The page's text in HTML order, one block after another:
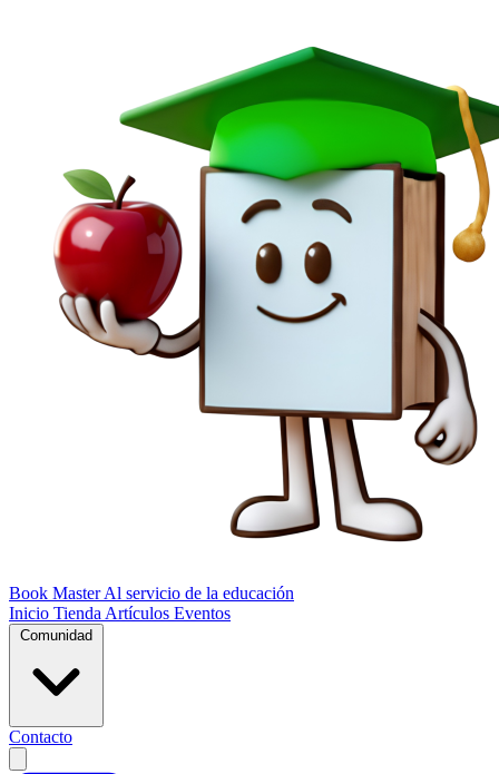
Book Master Al servicio de la educación
Inicio Tienda Artículos Eventos
Comunidad
Contacto